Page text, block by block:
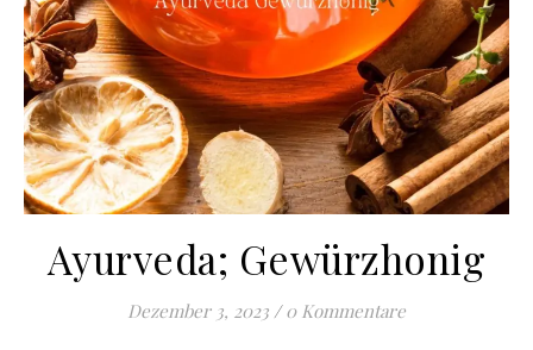
Ayurveda; Gewürzhonig
Dezember 3, 2023 / 0 Kommentare